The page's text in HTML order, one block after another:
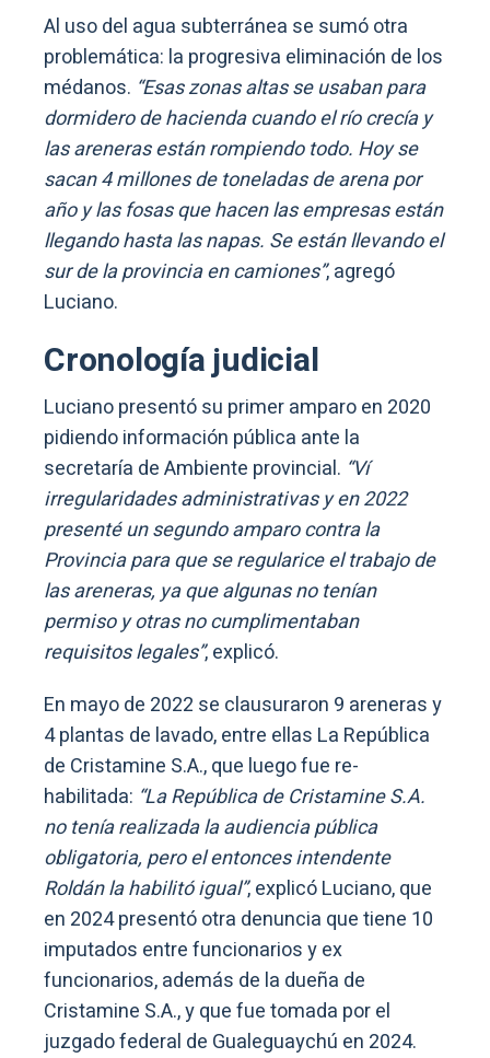
Al uso del agua subterránea se sumó otra
problemática: la progresiva eliminación de los
médanos. “Esas zonas altas se usaban para
dormidero de hacienda cuando el río crecía y
las areneras están rompiendo todo. Hoy se
sacan 4 millones de toneladas de arena por
año y las fosas que hacen las empresas están
llegando hasta las napas. Se están llevando el
sur de la provincia en camiones”, agregó
Luciano.
Cronología judicial
Luciano presentó su primer amparo en 2020
pidiendo información pública ante la
secretaría de Ambiente provincial. “Ví
irregularidades administrativas y en 2022
presenté un segundo amparo contra la
Provincia para que se regularice el trabajo de
las areneras, ya que algunas no tenían
permiso y otras no cumplimentaban
requisitos legales”, explicó.
En mayo de 2022 se clausuraron 9 areneras y
4 plantas de lavado, entre ellas La República
de Cristamine S.A., que luego fue re-
habilitada: “La República de Cristamine S.A.
no tenía realizada la audiencia pública
obligatoria, pero el entonces intendente
Roldán la habilitó igual”, explicó Luciano, que
en 2024 presentó otra denuncia que tiene 10
imputados entre funcionarios y ex
funcionarios, además de la dueña de
Cristamine S.A., y que fue tomada por el
juzgado federal de Gualeguaychú en 2024.